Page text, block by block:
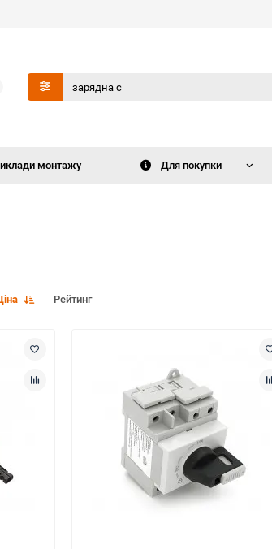
монтажу Для покупки
Рейтинг